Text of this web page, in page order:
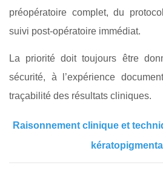
préopératoire complet, du
suivi post-opératoire immédiat.
La priorité doit toujours être
sécurité, à l’expérience
traçabilité des résultats cliniques.
Raisonnement clinique et